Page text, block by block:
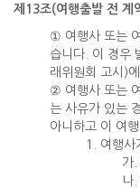
제13조(여행출발 전 계
① 여행사 또는
습니다. 이 경우
래위원회 고시)
② 여행사 또는
는 사유가 있는
아니하고 이 여
1. 여행사
가
나